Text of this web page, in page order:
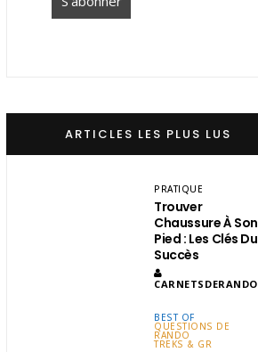
ARTICLES LES PLUS LUS
PRATIQUE
Trouver
Chaussure À Son
Pied : Les Clés Du
Succès
CARNETSDERANDO
BEST OF
QUESTIONS DE
RANDO
TREKS & GR